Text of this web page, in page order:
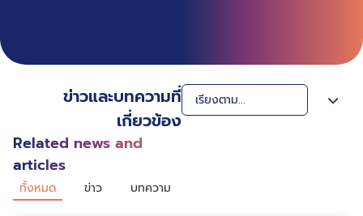
ข่าวและบทความที่
เกี่ยวข้อง
Related news and
articles
ทั้งหมด ข่าว บทความ